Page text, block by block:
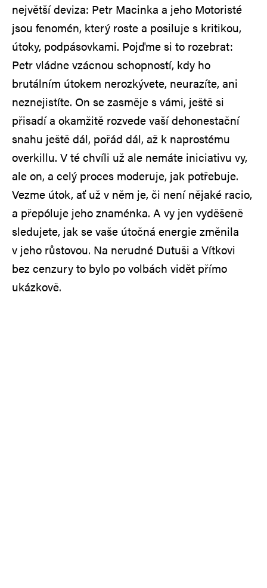
největší deviza: Petr Macinka a jeho Motoristé
jsou fenomén, který roste a posiluje s kritikou,
útoky, podpásovkami. Pojďme si to rozebrat:
Petr vládne vzácnou schopností, kdy ho
brutálním útokem nerozkývete, neurazíte, ani
neznejistíte. On se zasměje s vámi, ještě si
přisadí a okamžitě rozvede vaší dehonestační
snahu ještě dál, pořád dál, až k naprostému
overkillu. V té chvíli už ale nemáte iniciativu vy,
ale on, a celý proces moderuje, jak potřebuje.
Vezme útok, ať už v něm je, či není nějaké racio,
a přepóluje jeho znaménka. A vy jen vyděšeně
sledujete, jak se vaše útočná energie změnila
v jeho růstovou. Na nerudné Dutuši a Vítkovi
bez cenzury to bylo po volbách vidět přímo
ukázkově.